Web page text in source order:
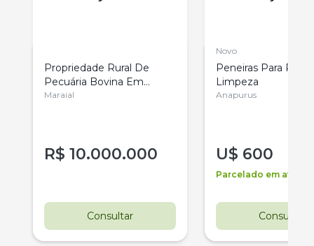
Propriedade Rural De
Pecuária Bovina Em
Pernambuco
Maraial
R$ 10.000.000
Consultar
Novo
Peneiras Para Pré-
Limpeza
Anapurus
U$ 600
Parcelado em até 2
Consultar